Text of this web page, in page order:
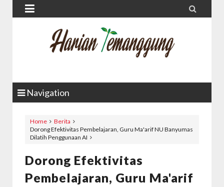
 
Navigation
Home
Berita
Dorong Efektivitas Pembelajaran, Guru Ma'arif NU Banyumas
Dilatih Penggunaan AI
Dorong Efektivitas
Pembelajaran, Guru Ma'arif